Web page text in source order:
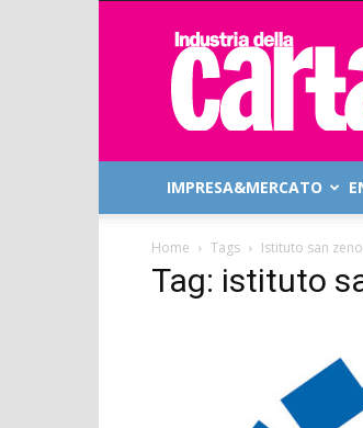
della
Carta
IMPRESA&MERCATO
Home Tags Istituto san zeno
Tag: istituto